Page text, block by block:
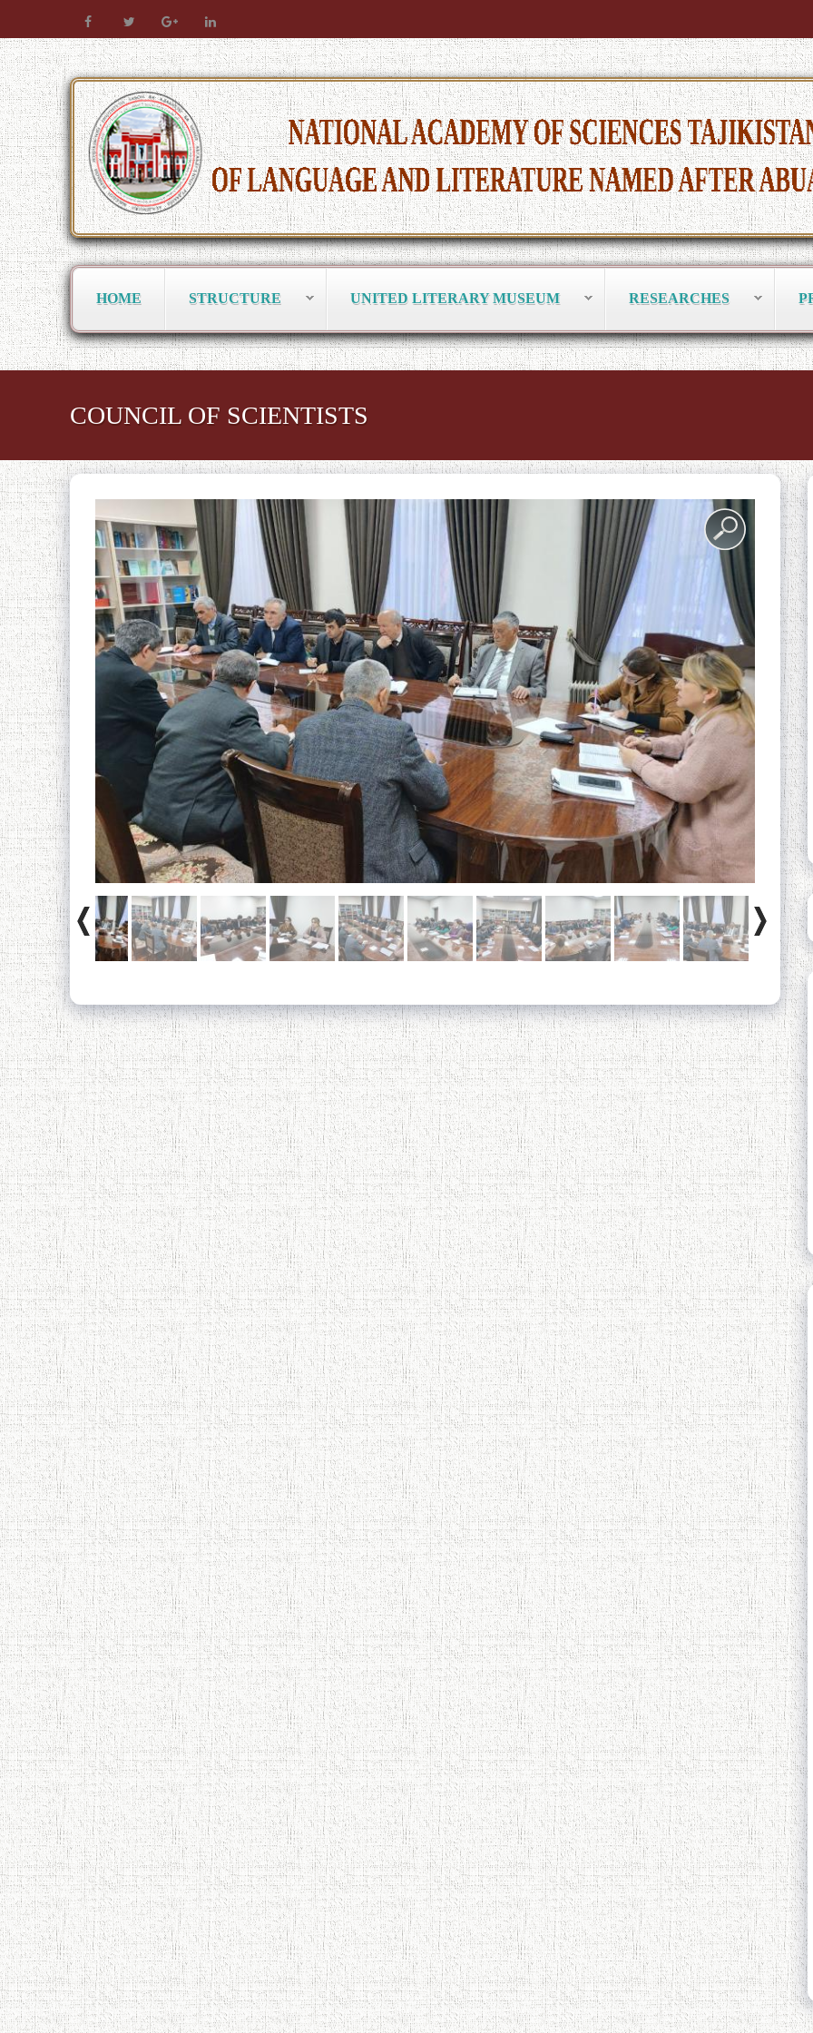
HOME STRUCTURE UNITED LITERARY MUSEUM RESEARCHES
COUNCIL OF SCIENTISTS